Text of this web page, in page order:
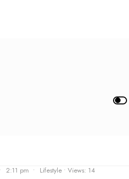
• 2:11 pm • Lifestyle • Views: 14